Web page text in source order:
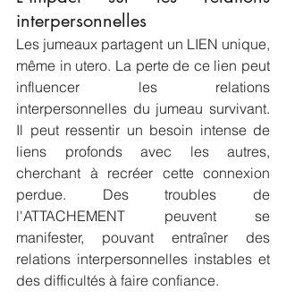
interpersonnelles
Les jumeaux partagent un LIEN unique,
même in utero. La perte de ce lien peut
influencer les relations
interpersonnelles du jumeau survivant.
Il peut ressentir un besoin intense de
liens profonds avec les autres,
cherchant à recréer cette connexion
perdue. Des troubles de
l'ATTACHEMENT peuvent se
manifester, pouvant entraîner des
relations interpersonnelles instables et
des difficultés à faire confiance.